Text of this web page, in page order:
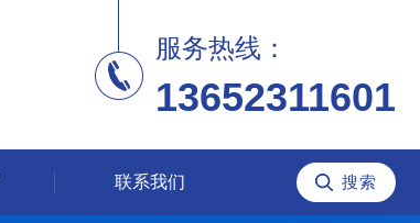
服务热线：
13652311601
联系我们